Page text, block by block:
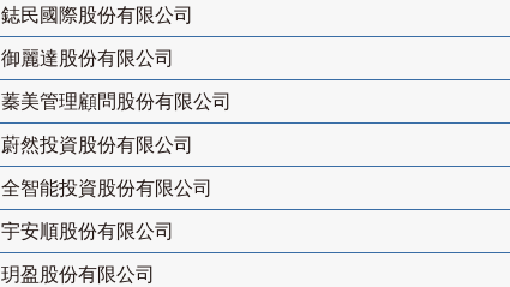
鋕民國際股份有限公司
御麗達股份有限公司
蓁美管理顧問股份有限公司
蔚然投資股份有限公司
全智能投資股份有限公司
宇安順股份有限公司
玥盈股份有限公司